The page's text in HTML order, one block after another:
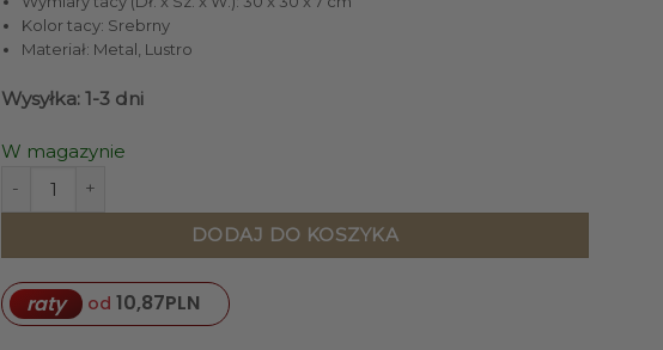
Kolor tacy: Srebrny
Materiał: Metal, Lustro
Wysyłka: 1-3 dni
W magazynie
ilość TACA kwadratowa z niklowanego metalu, lustrzane dno, ponadczasowa
DODAJ DO KOSZYKA
raty od 10,87PLN